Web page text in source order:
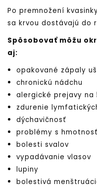
Po premnožení
sa krvou dostávajú do
Spôsobovať môžu
aj:
opakované zápaly
chronickú nádchu
alergické prejavy na
zdurenie
dýchavičnosť
problémy s
bolesti svalov
vypadávanie vlasov
lupiny
bolestivá